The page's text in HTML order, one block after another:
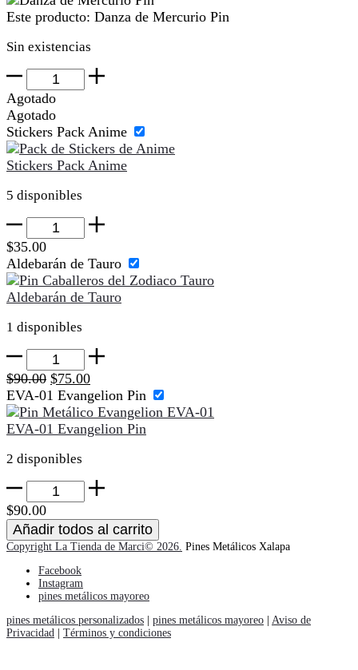
Este producto: Danza de Mercurio Pin
Sin existencias
Danza
de
Mercurio
Pin
cantidad
Agotado
Agotado
Stickers Pack Anime
Stickers Pack Anime
5 disponibles
Stickers
Pack
Anime
cantidad
$35.00
Aldebarán de Tauro
Aldebarán de Tauro
1 disponibles
Aldebarán
de
Tauro
cantidad
$90.00 El
precio
original
era:
$75.00El
precio
actual
es:
EVA-01 Evangelion Pin
EVA-01 Evangelion Pin
2 disponibles
EVA-
01
Evangelion
Pin
cantidad
$90.00
Añadir todos al carrito
Copyright La Tienda de Marci© 2026. Pines Metálicos Xalapa
Facebook
Instagram
pines metálicos mayoreo
pines metálicos personalizados
pines metálicos mayoreo
Aviso de
Privacidad
Términos y condiciones